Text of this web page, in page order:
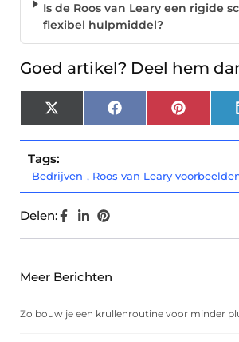
Is de Roos van Leary een rigide
flexibel hulpmiddel?
Goed artikel? Deel hem
X
(Twitter)
Facebook Pinterest
Tags:
Bedrijven , Roos van Leary
Delen:
Meer Berichten
Zo bouw je een krullenroutine voor minder